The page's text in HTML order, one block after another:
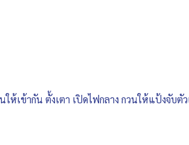
ห้เข้ากัน ตั้งเตา เปิดไฟกลาง กวนให้แป้งจับ